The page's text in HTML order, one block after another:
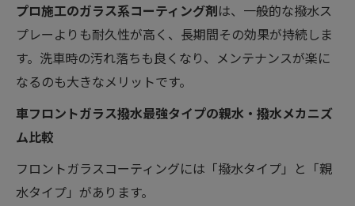
プロ施工のガラス系コーティング剤は、一般的な撥水ス
プレーよりも耐久性が高く、長期間その効果が持続しま
す。洗車時の汚れ落ちも良くなり、メンテナンスが楽に
なるのも大きなメリットです。
車フロントガラス撥水最強タイプの親水・撥水メカニズ
ム比較
フロントガラスコーティングには「撥水タイプ」と「親
水タイプ」があります。